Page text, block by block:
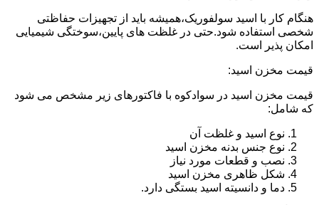
هنگام کار با اسید سولفوریک،همیشه باید از تجهیزات حفاظتی
شخصی استفاده شود.حتی در غلظت های پایین،سوختگی شیمیایی
امکان پذیر است.
قیمت مخزن اسید:
قیمت مخزن اسید در سوادکوه با فاکتورهای زیر مشخص می شود
که شامل:
نوع اسید و غلظت آن
نوع جنس بدنه مخزن اسید
نصب و قطعات مورد نیاز
شکل ظاهری مخزن اسید
دما و دانسیته اسید بستگی دارد.